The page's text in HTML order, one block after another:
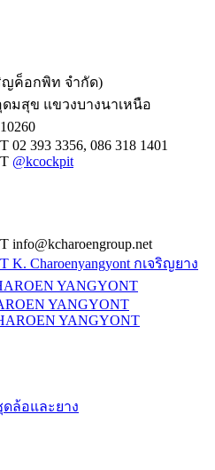
ญค็อกพิท จำกัด)
มสุข แขวงบางนาเหนือ
02 393 3356, 086 318 1401
@kcockpit
info@kcharoengroup.net
K. Charoenyangyont กเจริญยาง
ดล้อและยาง